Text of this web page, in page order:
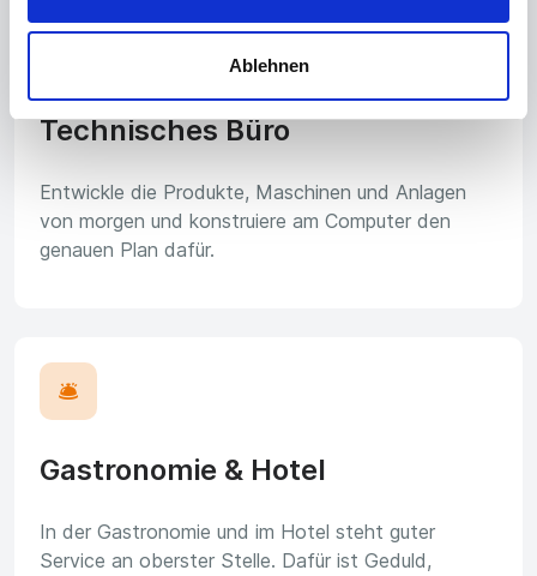
Ablehnen
Technisches Büro
Entwickle die Produkte, Maschinen und Anlagen
von morgen und konstruiere am Computer den
genauen Plan dafür.
🛎️
Gastronomie & Hotel
In der Gastronomie und im Hotel steht guter
Service an oberster Stelle. Dafür ist Geduld,